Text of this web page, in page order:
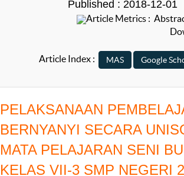
Published : 2018-12-
Article Metrics :
Article Index :
PELAKSANAAN
BERNYANYI SECARA
MATA PELAJARAN SENI
KELAS VII-3 SMP NEGERI 2